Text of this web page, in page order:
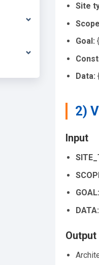
Site
Goal:
Data:
2)
Input
GOAL:
DATA: